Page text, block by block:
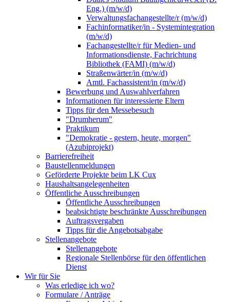
Eng.) (m/w/d)
Verwaltungsfachangestellte/r (m/w/d)
Fachinformatiker/in - Systemintegration
(m/w/d)
Fachangestellte/r für Medien- und
Informationsdienste, Fachrichtung
Bibliothek (FAMI) (m/w/d)
Straßenwärter/in (m/w/d)
Amtl. Fachassistent/in (m/w/d)
Bewerbung und Auswahlverfahren
Informationen für interessierte Eltern
Tipps für den Messebesuch
"Drumherum"
Praktikum
"Demokratie - gestern, heute, morgen"
(Azubiprojekt)
Barrierefreiheit
Baustellenmeldungen
Geförderte Projekte beim LK Cux
Haushaltsangelegenheiten
Öffentliche Ausschreibungen
Öffentliche Ausschreibungen
beabsichtigte beschränkte Ausschreibungen
Auftragsvergaben
Tipps für die Angebotsabgabe
Stellenangebote
Stellenangebote
Regionale Stellenbörse für den öffentlichen
Dienst
Wir für Sie
Was erledige ich wo?
Formulare / Anträge